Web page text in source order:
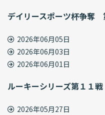
デイリースポーツ杯争奪
2026年06月05日
2026年06月03日
2026年06月01日
ルーキーシリーズ第１１
2026年05月27日